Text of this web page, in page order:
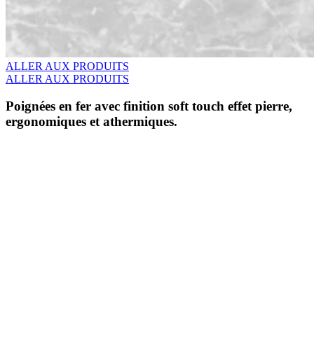
ALLER AUX PRODUITS
ALLER AUX PRODUITS
Poignées en fer avec finition soft touch effet pierre,
ergonomiques et athermiques.